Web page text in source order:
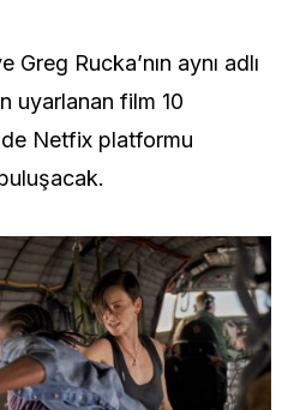
Rucka’nın aynı adlı
uyarlanan film 10
Netfix platformu